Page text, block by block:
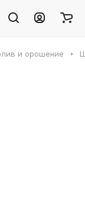
и орошение